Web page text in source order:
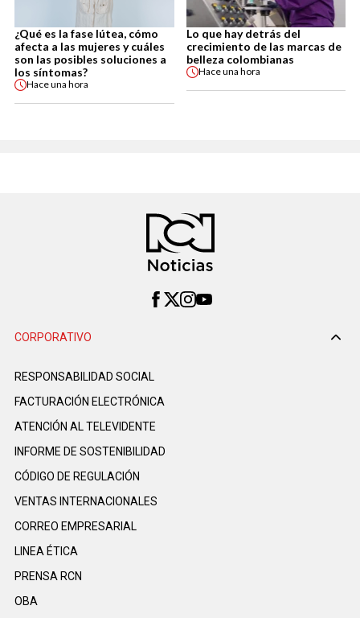
¿Qué es la fase lútea, cómo
afecta a las mujeres y cuáles
son las posibles soluciones a
los síntomas?
Haceuna hora
Lo que hay detrás del
crecimiento de las marcas de
belleza colombianas
Haceuna hora
CORPORATIVO
RESPONSABILIDAD SOCIAL
FACTURACIÓN ELECTRÓNICA
ATENCIÓN AL TELEVIDENTE
INFORME DE SOSTENIBILIDAD
CÓDIGO DE REGULACIÓN
VENTAS INTERNACIONALES
CORREO EMPRESARIAL
LINEA ÉTICA
PRENSA RCN
OBA